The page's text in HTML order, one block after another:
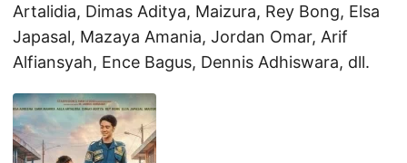
Artalidia, Dimas Aditya, Maizura, Rey Bong, Elsa
Japasal, Mazaya Amania, Jordan Omar, Arif
Alfiansyah, Ence Bagus, Dennis Adhiswara, dll.